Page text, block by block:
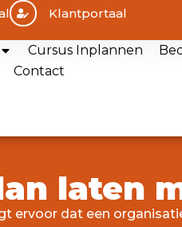
Klantportaal
Cursus Inplannen
Contact
laten
ervoor dat een